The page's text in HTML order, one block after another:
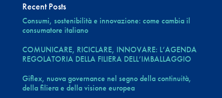
Recent Posts
Consumi, sostenibilità e innovazione: come cambia il
consumatore italiano
COMUNICARE, RICICLARE, INNOVARE: L’AGENDA
REGOLATORIA DELLA FILIERA DELL’IMBALLAGGIO
Giflex, nuova governance nel segno della continuità,
della filiera e della visione europea